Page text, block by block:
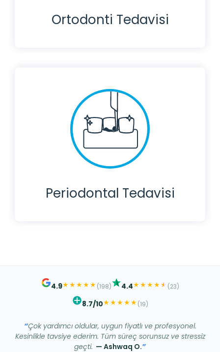
Ortodonti Tedavisi
Periodontal Tedavisi
4.9★★★★★(198) 4.4★★★★★
★ (23)
8.7/10★★★★★(19)
Çok yardımcı oldular, uygun fiyatlı ve profesyonel.
Kesinlikle tavsiye ederim. Tüm süreç sorunsuz ve stressiz
geçti. — Ashwaq O.